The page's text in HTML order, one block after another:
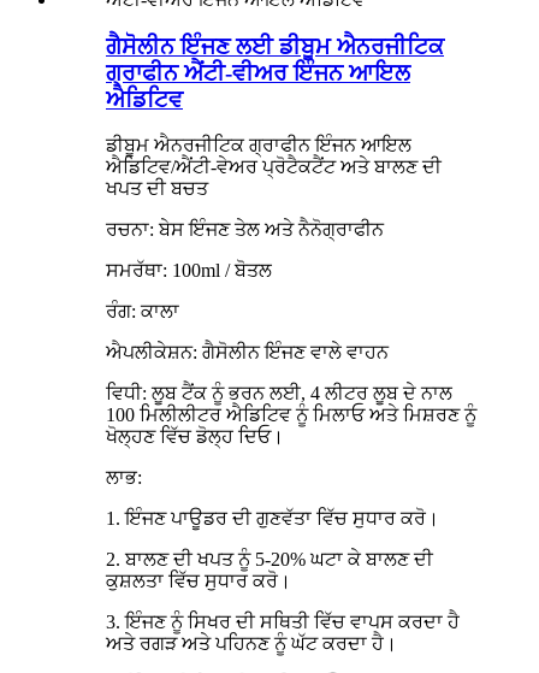
ਗੈਸੋਲੀਨ ਇੰਜਣ ਲਈ ਡੀਬੂਮ ਐਨਰਜੀਟਿਕ
ਗ੍ਰਾਫੀਨ ਐਂਟੀ-ਵੀਅਰ ਇੰਜਨ ਆਇਲ
ਐਡਿਟਿਵ
ਡੀਬੂਮ ਐਨਰਜੀਟਿਕ ਗ੍ਰਾਫੀਨ ਇੰਜਨ ਆਇਲ
ਐਡਿਟਿਵ/ਐਂਟੀ-ਵੇਅਰ ਪ੍ਰੋਟੈਕਟੈਂਟ ਅਤੇ ਬਾਲਣ ਦੀ
ਖਪਤ ਦੀ ਬਚਤ
ਰਚਨਾ: ਬੇਸ ਇੰਜਣ ਤੇਲ ਅਤੇ ਨੈਨੋਗ੍ਰਾਫੀਨ
ਸਮਰੱਥਾ: 100ml / ਬੋਤਲ
ਰੰਗ: ਕਾਲਾ
ਐਪਲੀਕੇਸ਼ਨ: ਗੈਸੋਲੀਨ ਇੰਜਣ ਵਾਲੇ ਵਾਹਨ
ਵਿਧੀ: ਲੂਬ ਟੈਂਕ ਨੂੰ ਭਰਨ ਲਈ, 4 ਲੀਟਰ ਲੂਬ ਦੇ ਨਾਲ
100 ਮਿਲੀਲੀਟਰ ਐਡਿਟਿਵ ਨੂੰ ਮਿਲਾਓ ਅਤੇ ਮਿਸ਼ਰਣ ਨੂੰ
ਖੋਲ੍ਹਣ ਵਿੱਚ ਡੋਲ੍ਹ ਦਿਓ।
ਲਾਭ:
1. ਇੰਜਣ ਪਾਊਡਰ ਦੀ ਗੁਣਵੱਤਾ ਵਿੱਚ ਸੁਧਾਰ ਕਰੋ।
2. ਬਾਲਣ ਦੀ ਖਪਤ ਨੂੰ 5-20% ਘਟਾ ਕੇ ਬਾਲਣ ਦੀ
ਕੁਸ਼ਲਤਾ ਵਿੱਚ ਸੁਧਾਰ ਕਰੋ।
3. ਇੰਜਣ ਨੂੰ ਸਿਖਰ ਦੀ ਸਥਿਤੀ ਵਿੱਚ ਵਾਪਸ ਕਰਦਾ ਹੈ
ਅਤੇ ਰਗੜ ਅਤੇ ਪਹਿਨਣ ਨੂੰ ਘੱਟ ਕਰਦਾ ਹੈ।